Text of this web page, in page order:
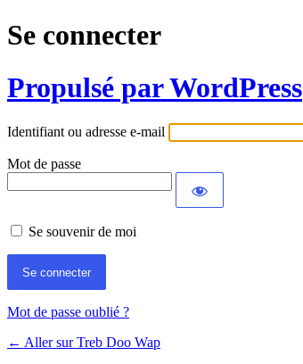
Se connecter
Propulsé par WordPress
Identifiant ou adresse e-mail
Mot de passe
Se souvenir de moi
Mot de passe oublié ?
← Aller sur Treb Doo Wap